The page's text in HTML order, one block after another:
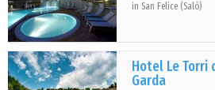
in San Felice (Salò)
Hotel Le Torri
Garda